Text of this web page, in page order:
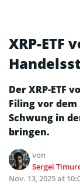
XRP-ETF
Der XRP-ETF
Filing vor
Schwung in
bringen.
von
Sergei
Nov. 13, 2025 at